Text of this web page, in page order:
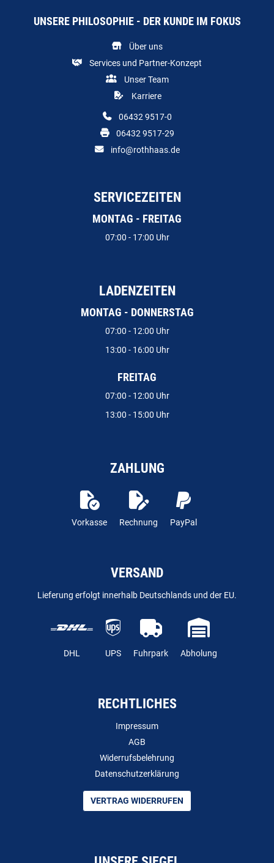
UNSERE PHILOSOPHIE - DER KUNDE IM FOKUS
Über uns
Services und Partner-Konzept
Unser Team
Karriere
06432 9517-0
06432 9517-29
info@rothhaas.de
SERVICEZEITEN
MONTAG - FREITAG
07:00 - 17:00 Uhr
LADENZEITEN
MONTAG - DONNERSTAG
07:00 - 12:00 Uhr
13:00 - 16:00 Uhr
FREITAG
07:00 - 12:00 Uhr
13:00 - 15:00 Uhr
ZAHLUNG
Vorkasse Rechnung PayPal
VERSAND
Lieferung erfolgt innerhalb Deutschlands und der EU.
DHL UPS Fuhrpark Abholung
RECHTLICHES
Impressum
AGB
Widerrufsbelehrung
Datenschutzerklärung
VERTRAG WIDERRUFEN